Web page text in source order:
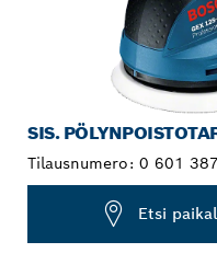
SIS.
Tilausnumero: 0 601
Etsi